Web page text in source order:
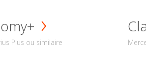
Plus ou similaire